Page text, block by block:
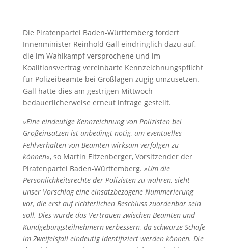
Die Piratenpartei Baden-Württemberg fordert
Innenminister Reinhold Gall eindringlich dazu auf,
die im Wahlkampf versprochene und im
Koalitionsvertrag vereinbarte Kennzeichnungspflicht
für Polizeibeamte bei Großlagen zügig umzusetzen.
Gall hatte dies am gestrigen Mittwoch
bedauerlicherweise erneut infrage gestellt.
»Eine eindeutige Kennzeichnung von Polizisten bei
Großeinsätzen ist unbedingt nötig, um eventuelles
Fehlverhalten von Beamten wirksam verfolgen zu
können«, so Martin Eitzenberger, Vorsitzender der
Piratenpartei Baden-Württemberg. »Um die
Persönlichkeitsrechte der Polizisten zu wahren, sieht
unser Vorschlag eine einsatzbezogene Nummerierung
vor, die erst auf richterlichen Beschluss zuordenbar sein
soll. Dies würde das Vertrauen zwischen Beamten und
Kundgebungsteilnehmern verbessern, da schwarze Schafe
im Zweifelsfall eindeutig identifiziert werden können. Die